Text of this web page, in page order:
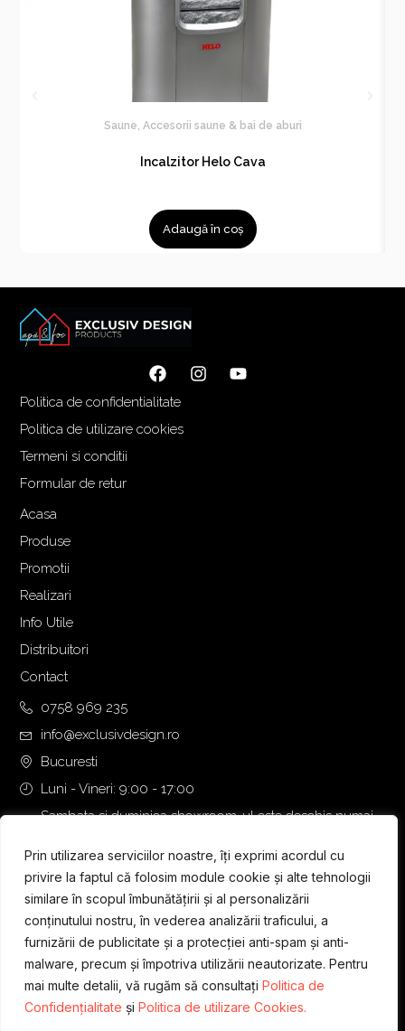
Prin utilizarea serviciilor noastre, îți exprimi acordul cu
privire la faptul că folosim module cookie și alte tehnologii
similare în scopul îmbunătățirii și al personalizării
conținutului nostru, în vederea analizării traficului, a
furnizării de publicitate și a protecției anti-spam și anti-
malware, precum și împotriva utilizării neautorizate. Pentru
mai multe detalii, vă rugăm să consultați Politica de
Confidențialitate și Politica de utilizare Cookies.
Saune Accesorii saune & bai de aburi
Incalzitor Helo Cava
Adaugă în coș
Politica de confidentialitate
Politica de utilizare cookies
Termeni si conditii
Formular de retur
Acasa
Produse
Promotii
Realizari
Info Utile
Distribuitori
Contact
0758 969 235
info@exclusivdesign.ro
Bucuresti
Luni - Vineri: 9:00 - 17:00
Sambata si duminica showroom-ul este deschis numai